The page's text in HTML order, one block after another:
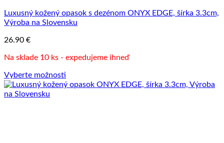
môžete
vybrať
stránke
Luxusný kožený opasok s dezénom ONYX EDGE, šírka 3.3cm,
Výroba na Slovensku
26.90 €
Na sklade 10 ks - expedujeme ihneď
Vyberte možnosti
Tento
produkt